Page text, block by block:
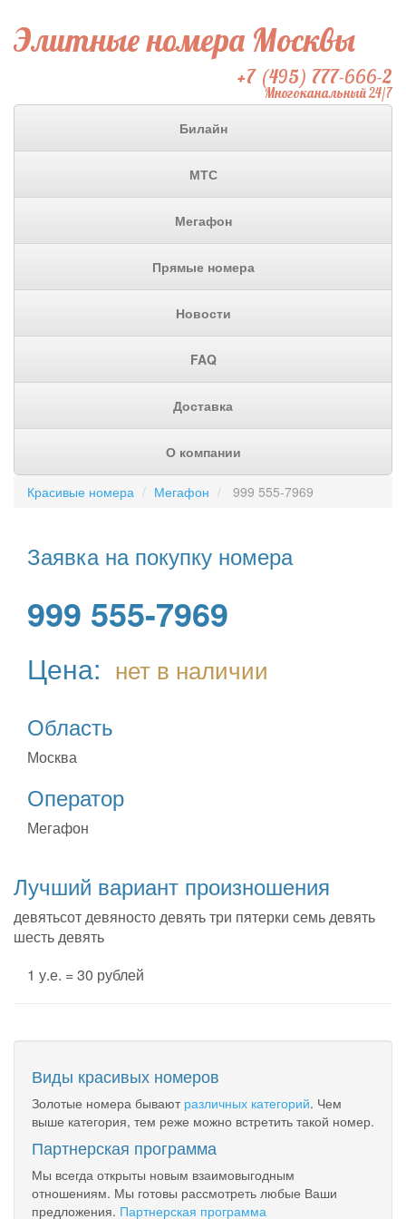
Элитные номера Москвы
+7 (495) 777-666-2
Многоканальный 24/7
Билайн
МТС
Мегафон
Прямые номера
Новости
FAQ
Доставка
О компании
Красивые номера Мегафон 999 555-7969
Заявка на покупку номера
999 555-7969
Цена: нет в наличии
Область
Москва
Оператор
Мегафон
Лучший вариант произношения
девятьсот девяносто девять три пятерки семь девять
шесть девять
1 у.е. = 30 рублей
Виды красивых номеров
Золотые номера бывают различных категорий. Чем
выше категория, тем реже можно встретить такой номер.
Партнерская программа
Мы всегда открыты новым взаимовыгодным
отношениям. Мы готовы рассмотреть любые Ваши
предложения. Партнерская программа